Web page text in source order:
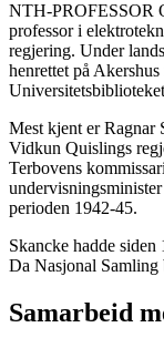
NTH-PROFESSOR
professor i
regjering. Under
henrettet på
Mest kjent er Ragnar
Vidkun Quislings
Terbovens
perioden 1942-45.
Skancke hadde
Da Nasjonal Samling
Samarbeid